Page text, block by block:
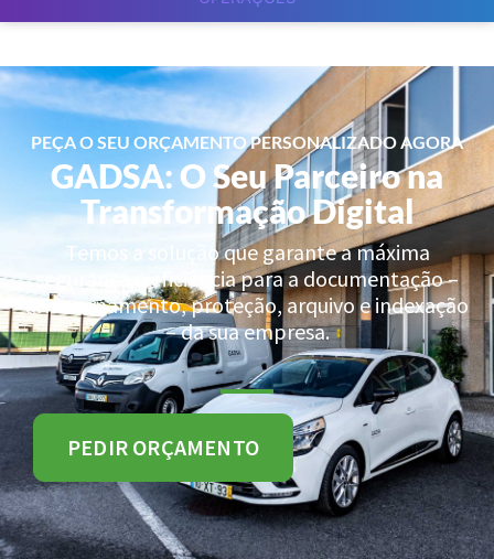
PEÇA O SEU ORÇAMENTO PERSONALIZADO AGORA
GADSA: O Seu Parceiro na
Transformação Digital
Temos a solução que garante a máxima
segurança e eficiência para a documentação –
armazenamento, proteção, arquivo e indexação
– da sua empresa.
PEDIR ORÇAMENTO